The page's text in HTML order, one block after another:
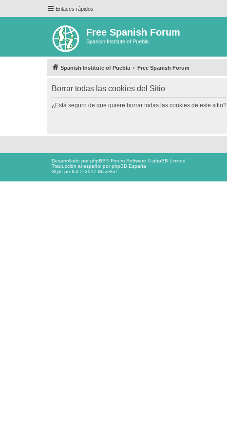
Enlaces rápidos
Free Spanish Forum
Spanish Institute of Puebla
Spanish Institute of Puebla Free Spanish Forum
Borrar todas las cookies del Sitio
¿Está seguro de que quiere borrar todas las cookies de este sitio?
Desarrollado porphpBB® Forum Software © phpBB Limited
Traducción al español porphpBB España
Style proflat © 2017 Mazeltof